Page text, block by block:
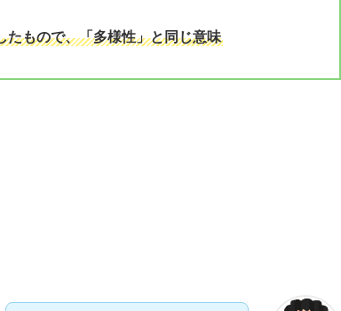
もので、「多様性」と同じ意味